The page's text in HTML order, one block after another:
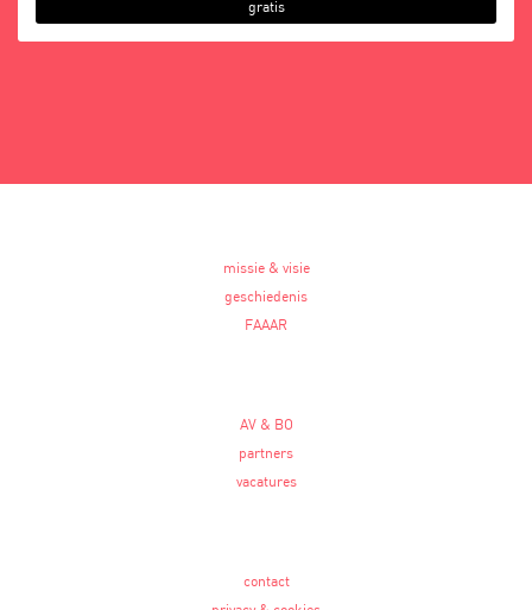
gratis
missie & visie
geschiedenis
FAAAR
AV & BO
partners
vacatures
contact